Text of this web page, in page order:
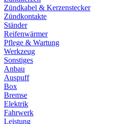
Zündkabel & Kerzenstecker
Zündkontakte
Ständer
Reifenwärmer
Pflege & Wartung
Werkzeug
Sonstiges
Anbau
Auspuff
Box
Bremse
Elektrik
Fahrwerk
Leistung